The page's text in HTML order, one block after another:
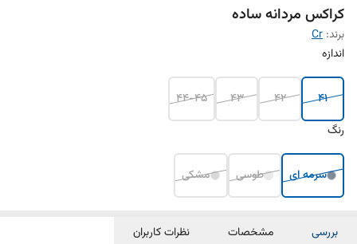
کراکس مردانه ساده
برند: Cr
اندازه
41
42
43
44-45
رنگ
سرمه ای طوسی مشکی
بررسی مشخصات نظرات کاربران